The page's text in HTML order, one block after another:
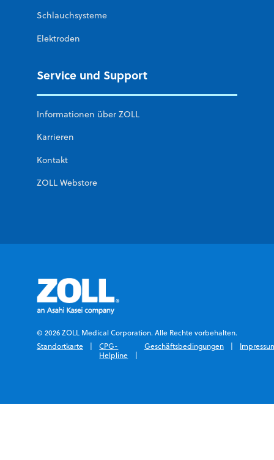
Schlauchsysteme
Elektroden
Service und Support
Informationen über ZOLL
Karrieren
Kontakt
ZOLL Webstore
© 2026 ZOLL Medical Corporation. Alle Rechte vorbehalten.
Standortkarte
CPG-
Helpline
Geschäftsbedingungen